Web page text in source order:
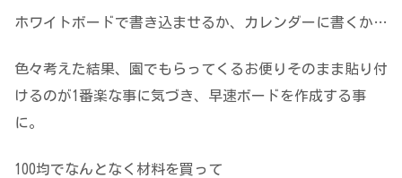
ホワイトボードで書き込ませるか、カレンダーに書くか…
色々考えた結果、園でもらってくるお便りそのまま貼り付
けるのが1番楽な事に気づき、早速ボードを作成する事
に。
100均でなんとなく材料を買って